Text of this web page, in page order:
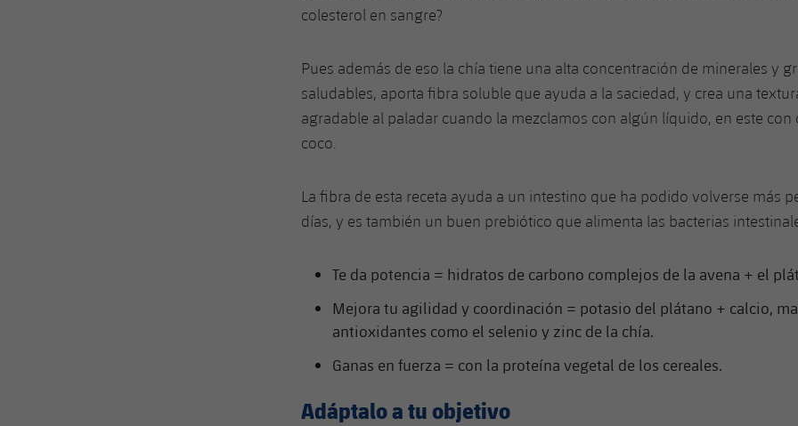
colesterol en sangre?
Pues además de eso la chía tiene una alta concentración de minerales y
saludables, aporta fibra soluble que ayuda a la saciedad, y crea una
agradable al paladar cuando la mezclamos con algún líquido, en este con
coco.
La fibra de esta receta ayuda a un intestino que ha podido volverse más
días, y es también un buen prebiótico que alimenta las bacterias
Te da potencia = hidratos de carbono complejos de la avena + el
Mejora tu agilidad y coordinación = potasio del plátano + calcio,
antioxidantes como el selenio y zinc de la chía.
Ganas en fuerza = con la proteína vegetal de los cereales.
Adáptalo a tu objetivo